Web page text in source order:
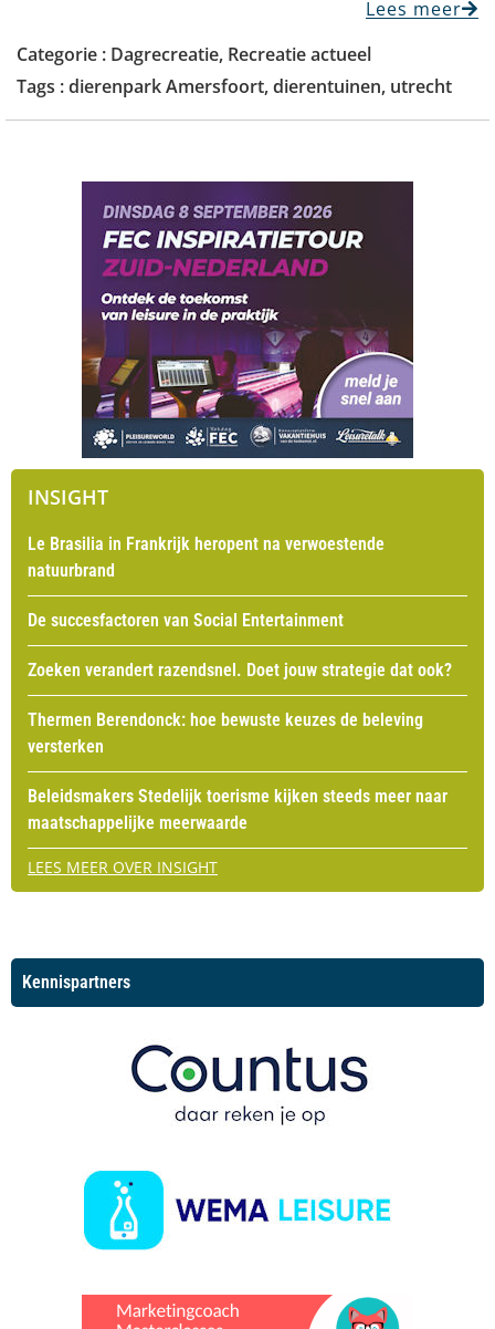
Lees meer
Categorie : Dagrecreatie, Recreatie actueel
Tags :dierenpark Amersfoort,dierentuinen, utrecht
INSIGHT
Le Brasilia in Frankrijk heropent na verwoestende
natuurbrand
De succesfactoren van Social Entertainment
Zoeken verandert razendsnel. Doet jouw strategie dat ook?
Thermen Berendonck: hoe bewuste keuzes de beleving
versterken
Beleidsmakers Stedelijk toerisme kijken steeds meer naar
maatschappelijke meerwaarde
LEES MEER OVER INSIGHT
Kennispartners